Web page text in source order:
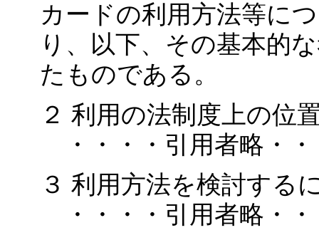
カードの利用方法等に
り、以下、その基本的
たものである。
２ 利用の法制度上の位
・・・・引用者略・・
３ 利用方法を検討する
・・・・引用者略・・